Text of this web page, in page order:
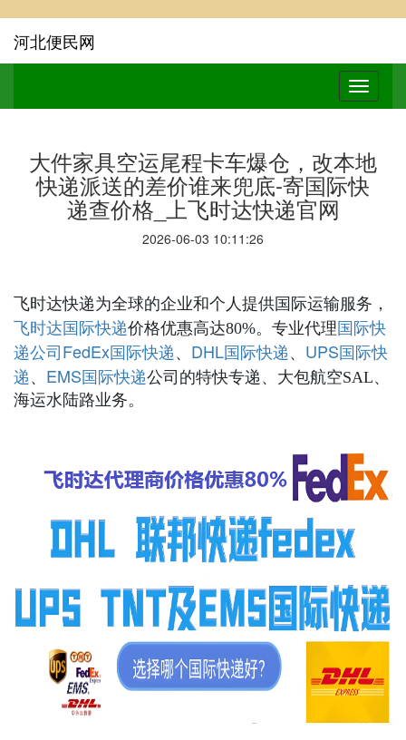
河北便民网
大件家具空运尾程卡车爆仓，改本地
快递派送的差价谁来兜底-寄国际快
递查价格_上飞时达快递官网
2026-06-03 10:11:26
飞时达快递为全球的企业和个人提供国际运输服务，
飞时达国际快递价格优惠高达80%。专业代理国际快
递公司FedEx国际快递 、 DHL国际快递 、 UPS国际快
递 、 EMS国际快递公司的特快专递、大包航空SAL、
海运水陆路业务。